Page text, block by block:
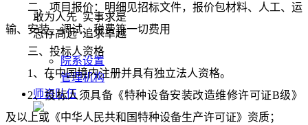
敢为人先 实事求是
志存高远 追求卓越
院系设置
管理机构
师资队伍
二、 项目报价：明细见招标文件，报价包材料、人工、运
输、安装、调试、税费等一切费用
三、投标人资格
1、在中国境内注册并具有独立法人资格。
2、投标人须具备《特种设备安装改造维修许可证B级》
及以上或《中华人民共和国特种设备生产许可证》资质；